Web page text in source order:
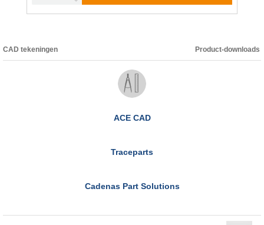
CAD tekeningen Product-downloads
ACE CAD
Traceparts
Cadenas Part Solutions